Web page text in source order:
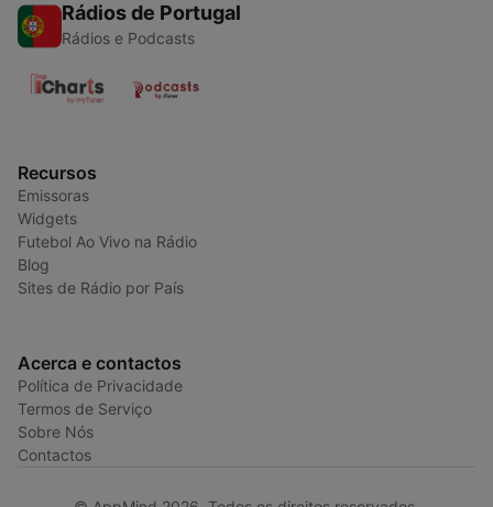
Rádios de Portugal
Rádios e Podcasts
Recursos
Emissoras
Widgets
Futebol Ao Vivo na Rádio
Blog
Sites de Rádio por País
Acerca e contactos
Política de Privacidade
Termos de Serviço
Sobre Nós
Contactos